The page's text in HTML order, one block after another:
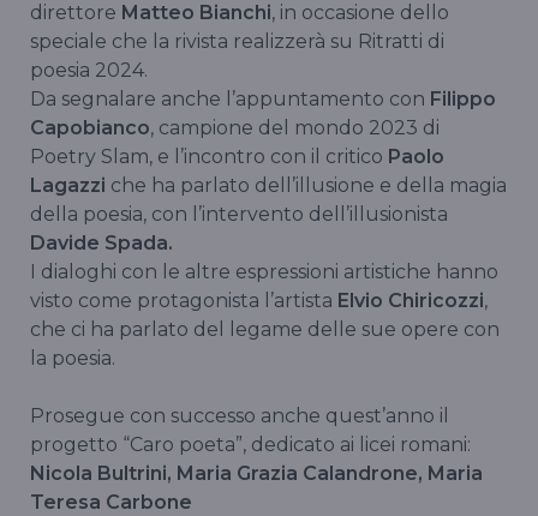
direttore Matteo Bianchi, in occasione dello
speciale che la rivista realizzerà su Ritratti di
poesia 2024.
Da segnalare anche l’appuntamento con Filippo
Capobianco, campione del mondo 2023 di
Poetry Slam, e l’incontro con il critico Paolo
Lagazzi che ha parlato dell’illusione e della magia
della poesia, con l’intervento dell’illusionista
Davide Spada.
I dialoghi con le altre espressioni artistiche hanno
visto come protagonista l’artista Elvio Chiricozzi,
che ci ha parlato del legame delle sue opere con
la poesia.
Prosegue con successo anche quest’anno il
progetto “Caro poeta”, dedicato ai licei romani:
Nicola Bultrini, Maria Grazia Calandrone, Maria
Teresa Carbone